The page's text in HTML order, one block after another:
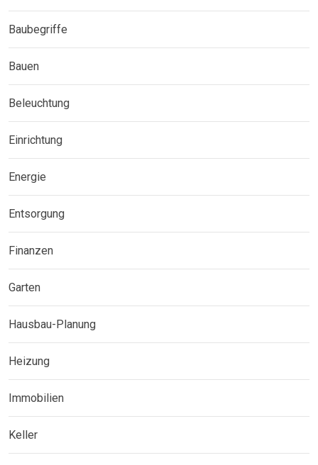
Baubegriffe
Bauen
Beleuchtung
Einrichtung
Energie
Entsorgung
Finanzen
Garten
Hausbau-Planung
Heizung
Immobilien
Keller